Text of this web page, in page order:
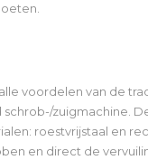
voordelen van de
zuigmachine.
roestvrijstaal en
en direct de